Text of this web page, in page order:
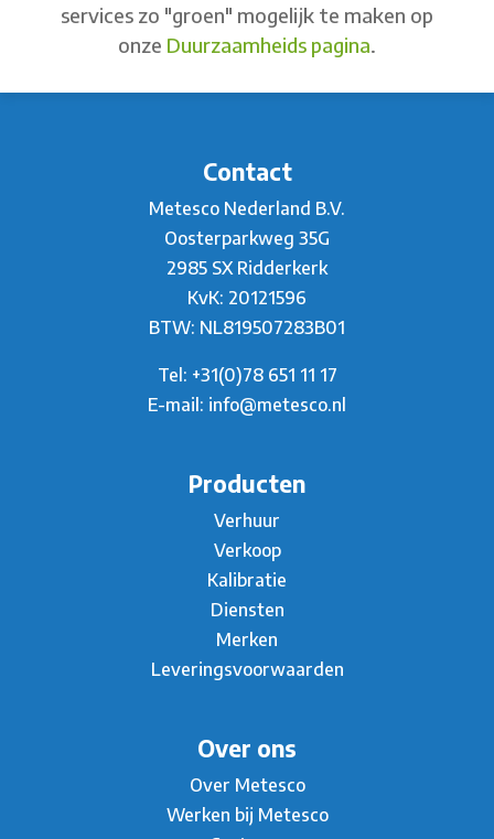
services zo "groen" mogelijk te maken op
onze Duurzaamheids pagina.
Contact
Metesco Nederland B.V.
Oosterparkweg 35G
2985 SX Ridderkerk
KvK: 20121596
BTW: NL819507283B01
Tel: +31(0)78 651 11 17
E-mail: info@metesco.nl
Producten
Verhuur
Verkoop
Kalibratie
Diensten
Merken
Leveringsvoorwaarden
Over ons
Over Metesco
Werken bij Metesco